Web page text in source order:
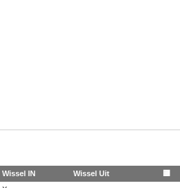
Wissel IN Wissel Uit
🟨